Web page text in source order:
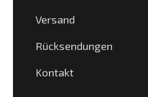
Versand
Rücksendungen
Kontakt